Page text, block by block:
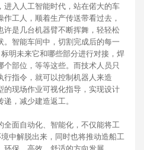
进入人工智能时代，站在偌大的车
工人，顺着生产传送带看过去，
许是几台机器臂不断挥舞，轻轻松
智能车间中，切割完成后的每一
明未来它和哪些部分进行对接，焊
部位，等等这些。而技术人员只
指令，就可以控制机器人来造
的现场作业可视化指导，实现设计
递，减少建造返工。
面自动化、智能化，不仅能将工
境中解脱出来，同时也将推动造船工